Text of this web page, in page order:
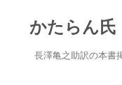
かたらん氏
長澤亀之助訳の本書